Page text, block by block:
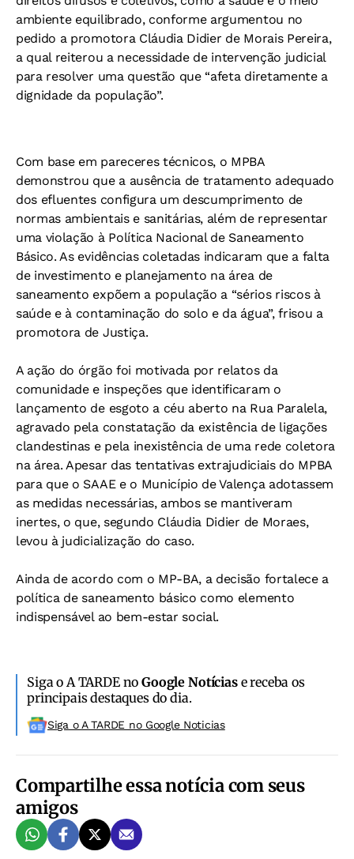
ambiente equilibrado, conforme argumentou no
pedido a promotora Cláudia Didier de Morais Pereira,
a qual reiterou a necessidade de intervenção judicial
para resolver uma questão que “afeta diretamente a
dignidade da população”.
Com base em pareceres técnicos, o MPBA
demonstrou que a ausência de tratamento adequado
dos efluentes configura um descumprimento de
normas ambientais e sanitárias, além de representar
uma violação à Política Nacional de Saneamento
Básico. As evidências coletadas indicaram que a falta
de investimento e planejamento na área de
saneamento expõem a população a “sérios riscos à
saúde e à contaminação do solo e da água”, frisou a
promotora de Justiça.
A ação do órgão foi motivada por relatos da
comunidade e inspeções que identificaram o
lançamento de esgoto a céu aberto na Rua Paralela,
agravado pela constatação da existência de ligações
clandestinas e pela inexistência de uma rede coletora
na área. Apesar das tentativas extrajudiciais do MPBA
para que o SAAE e o Município de Valença adotassem
as medidas necessárias, ambos se mantiveram
inertes, o que, segundo Cláudia Didier de Moraes,
levou à judicialização do caso.
Ainda de acordo com o MP-BA, a decisão fortalece a
política de saneamento básico como elemento
indispensável ao bem-estar social.
Siga o A TARDE noGoogle Notíciase receba os
principais destaques do dia.
Siga o A TARDE no Google Noticias
Compartilhe essa notícia com seus
amigos